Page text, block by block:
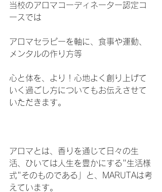
当校のアロマコーディネーター認定コ
ースでは
アロマセラピーを軸に、食事や運動、
メンタルの作り方等
心と体を、より！心地よく創り上げて
いく過ごし方についてもお伝えさせて
いただきます。
アロマとは、香りを通じて日々の生
活、ひいては人生を豊かにする"生活様
式"そのものである」と、MARUTAは考
えています。